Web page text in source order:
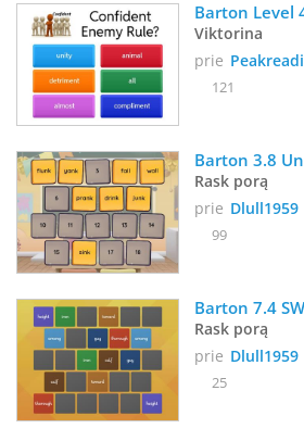
Barton Level
Viktorina
prie
121
Barton 3.8
Rask porą
prie Dlull1959
99
Barton 7.4
Rask porą
prie Dlull1959
25